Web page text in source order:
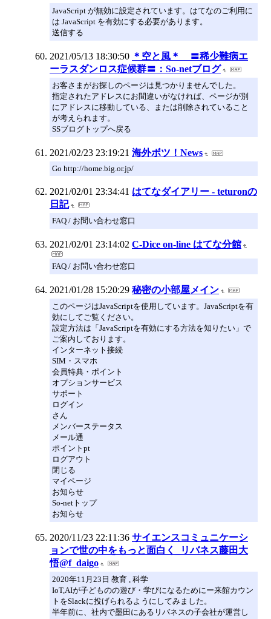
JavaScript が無効に設定されています。はてなのご利用に
は JavaScript を有効にする必要があります。
送信する
2021/05/13 18:30:50 ＊空と風＊ 〓稀少難病エ
ーラスダンロス症候群〓：So-netブログ
お客さまがお探しのページは見つかりませんでした。
指定されたアドレスにお間違いがなければ、ページが別
にアドレスに移動している、または削除されていること
が考えられます。
SSブログトップへ戻る
2021/02/23 23:19:21 海外ボツ！News
Go http://home.big.or.jp/
2021/02/01 23:34:41 はてなダイアリー - teturonの
日記
FAQ / お問い合わせ窓口
2021/02/01 23:14:02 C-Dice on-line はてな分館
FAQ / お問い合わせ窓口
2021/01/28 15:20:29 秘密の小部屋メイン
このページはJavaScriptを使用しています。JavaScriptを有
効にしてご覧ください。
設定方法は「JavaScriptを有効にする方法を知りたい」で
ご案内しております。
インターネット接続
SIM・スマホ
会員特典・ポイント
オプションサービス
サポート
ログイン
さん
メンバーステータス
メール通
ポイントpt
ログアウト
閉じる
マイページ
お知らせ
So-netトップ
お知らせ
2020/11/23 22:11:36 サイエンスコミュニケーシ
ョンで世の中をもっと面白く_リバネス藤田大
悟@f_daigo
2020年11月23日 教育 , 科学
IoT,AIが子どものの遊び・学びになるためにー来館カウン
トをSlackに投げられるようにしてみました。
半年前に、社内で墨田にあるリバネスの子会社が運営し